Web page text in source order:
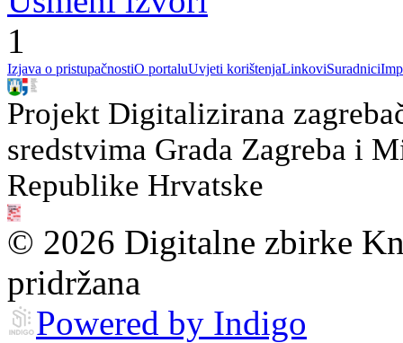
1
Izjava o pristupačnostiO portaluUvjeti korištenjaLinkoviSuradnici
Projekt Digitalizirana
sredstvima Grada Zagreba i
Republike Hrvatske
© 2026 Digitalne zbirke
pridržana
Powered by Indigo